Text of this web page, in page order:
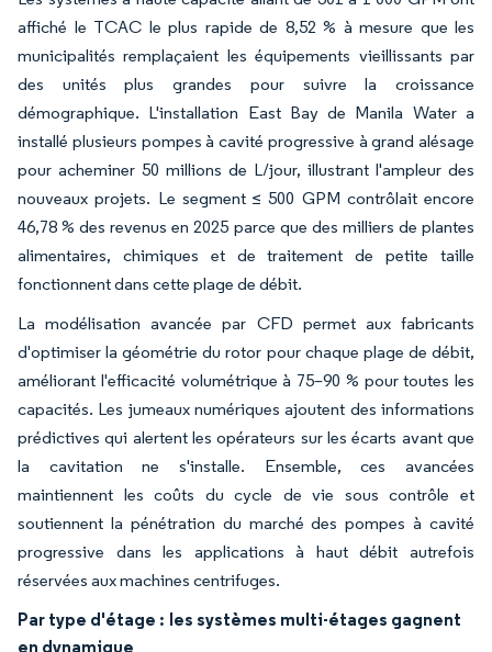
affiché le TCAC le plus rapide de 8,52 % à mesure que les
municipalités remplaçaient les équipements vieillissants par
des unités plus grandes pour suivre la croissance
démographique. L'installation East Bay de Manila Water a
installé plusieurs pompes à cavité progressive à grand alésage
pour acheminer 50 millions de L/jour, illustrant l'ampleur des
nouveaux projets. Le segment ≤ 500 GPM contrôlait encore
46,78 % des revenus en 2025 parce que des milliers de plantes
alimentaires, chimiques et de traitement de petite taille
fonctionnent dans cette plage de débit.
La modélisation avancée par CFD permet aux fabricants
d'optimiser la géométrie du rotor pour chaque plage de débit,
améliorant l'efficacité volumétrique à 75–90 % pour toutes les
capacités. Les jumeaux numériques ajoutent des informations
prédictives qui alertent les opérateurs sur les écarts avant que
la cavitation ne s'installe. Ensemble, ces avancées
maintiennent les coûts du cycle de vie sous contrôle et
soutiennent la pénétration du marché des pompes à cavité
progressive dans les applications à haut débit autrefois
réservées aux machines centrifuges.
Par type d'étage : les systèmes multi-étages gagnent
en dynamique